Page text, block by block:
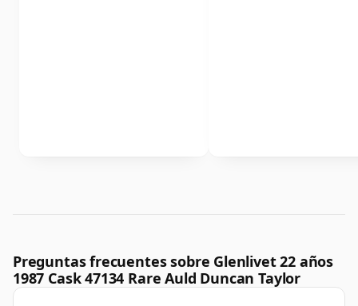
Preguntas frecuentes sobre Glenlivet 22 años
1987 Cask 47134 Rare Auld Duncan Taylor